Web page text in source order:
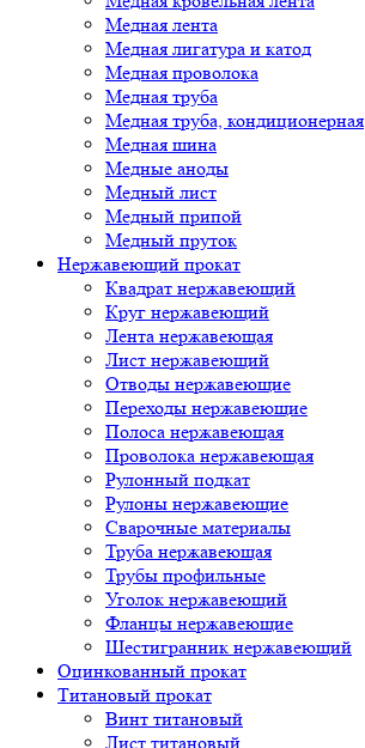
Медная лента
Медная лигатура и катод
Медная проволока
Медная труба
Медная труба, кондиционерная
Медная шина
Медные аноды
Медный лист
Медный припой
Медный пруток
Нержавеющий прокат
Квадрат нержавеющий
Круг нержавеющий
Лента нержавеющая
Лист нержавеющий
Отводы нержавеющие
Переходы нержавеющие
Полоса нержавеющая
Проволока нержавеющая
Рулонный подкат
Рулоны нержавеющие
Сварочные материалы
Труба нержавеющая
Трубы профильные
Уголок нержавеющий
Фланцы нержавеющие
Шестигранник нержавеющий
Оцинкованный прокат
Титановый прокат
Винт титановый
Лист титановый